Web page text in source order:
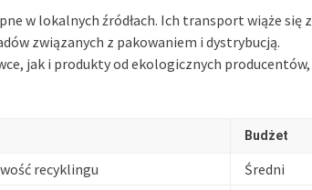
w lokalnych źródłach. Ich transport wiąże się z
związanych z pakowaniem i dystrybucją.
jak i produkty od ekologicznych producentów,
Budżet
recyklingu
Średni